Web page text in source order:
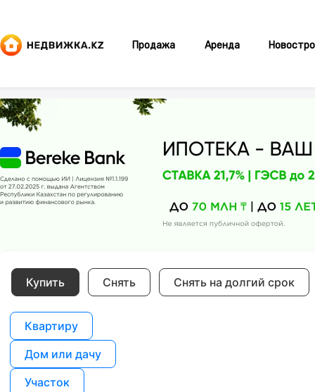
Продажа Аренда
Купить Снять Снять на долгий срок
Квартиру
Дом или дачу
Участок